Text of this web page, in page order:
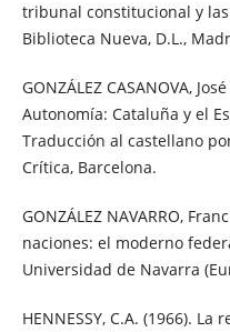
tribunal constitucional y
Biblioteca Nueva, D.L.,
GONZÁLEZ CASANOVA,
Autonomía: Cataluña y el
Traducción al castellano
Crítica, Barcelona.
GONZÁLEZ NAVARRO,
naciones: el moderno
Universidad de Navarra
HENNESSY, C.A. (1966).